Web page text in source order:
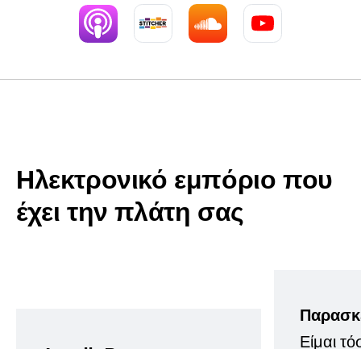
Ηλεκτρονικό εμπόριο που
έχει την πλάτη σας
Είμαι